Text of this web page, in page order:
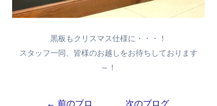
黒板もクリスマス仕様に・・・！
スタッフ一同、皆様のお越しをお待ちしております
～！
← 前のブロ
次のブログ